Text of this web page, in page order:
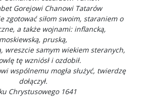
Gorejowi Chanowi Tatarów
zgotować siłom swoim, staraniem o
a także wojnami: inflancką,
moskiewską, pruską,
wreszcie samym wiekiem steranych,
tę wzniósł i ozdobił.
wspólnemu mogła służyć, twierdzę
dołączył.
Chrystusowego 1641